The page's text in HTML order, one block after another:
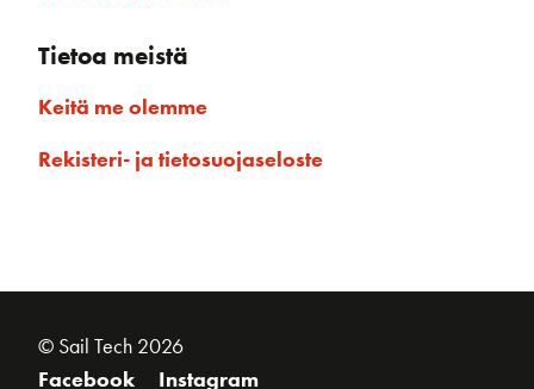
Tietoa meistä
Keitä me olemme
Rekisteri- ja tietosuojaseloste
© Sail Tech 2026
Facebook
Instagram